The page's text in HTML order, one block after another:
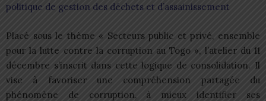
politique de gestion des déchets et d’assainissement
Placé sous le thème « Secteurs public et privé, ensemble
pour la lutte contre la corruption au Togo », l’atelier du 11
décembre s’inscrit dans cette logique de consolidation. Il
vise à favoriser une compréhension partagée du
phénomène de corruption, à mieux identifier ses